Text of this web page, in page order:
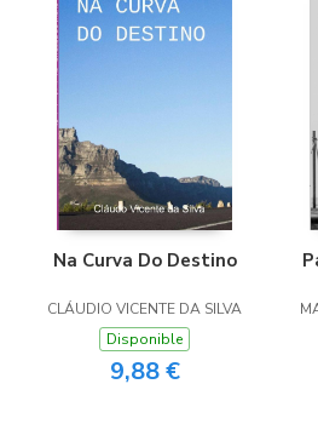
Na Curva Do Destino
CLÁUDIO VICENTE DA SILVA
Disponible
9,88 €